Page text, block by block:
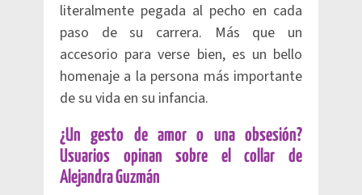
literalmente pegada al pecho en cada
paso de su carrera. Más que un
accesorio para verse bien, es un bello
homenaje a la persona más importante
de su vida en su infancia.
¿Un gesto de amor o una obsesión?
Usuarios opinan sobre el collar de
Alejandra Guzmán